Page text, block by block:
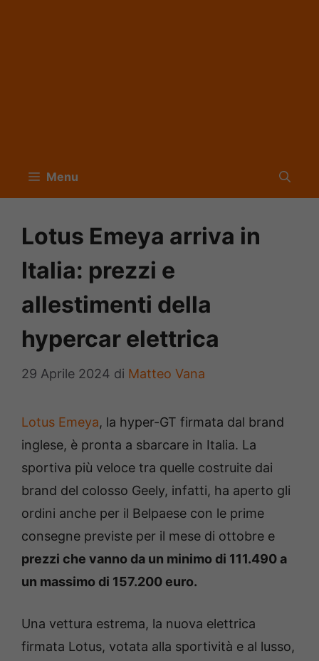
Menu
Lotus Emeya arriva in
Italia: prezzi e
allestimenti della
hypercar elettrica
29 Aprile 2024 di Matteo Vana
Lotus Emeya, la hyper-GT firmata dal brand
inglese, è pronta a sbarcare in Italia. La
sportiva più veloce tra quelle costruite dai
brand del colosso Geely, infatti, ha aperto gli
ordini anche per il Belpaese con le prime
consegne previste per il mese di ottobre e
prezzi che vanno da un minimo di 111.490 a
un massimo di 157.200 euro.
Una vettura estrema, la nuova elettrica
firmata Lotus, votata alla sportività e al lusso,